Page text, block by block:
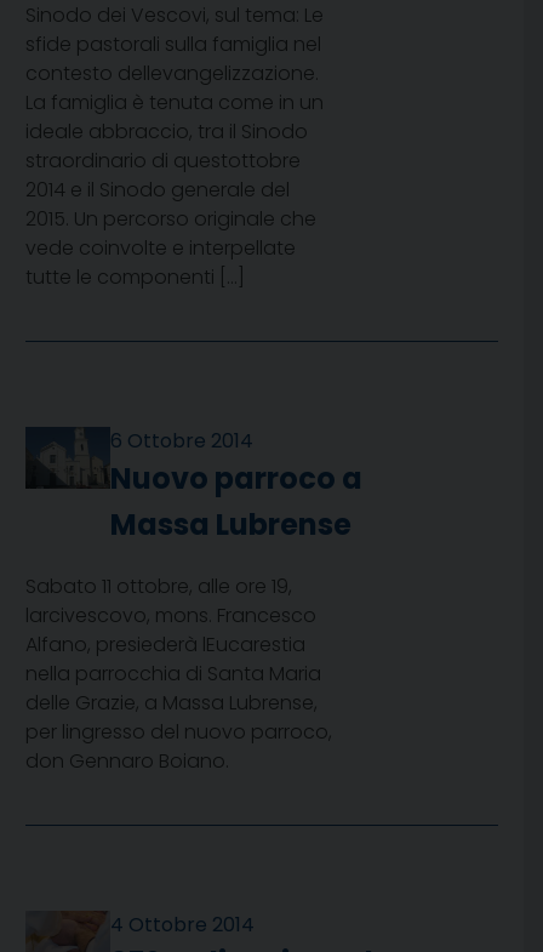
Sinodo dei Vescovi, sul tema: Le
sfide pastorali sulla famiglia nel
contesto dellevangelizzazione.
La famiglia è tenuta come in un
ideale abbraccio, tra il Sinodo
straordinario di questottobre
2014 e il Sinodo generale del
2015. Un percorso originale che
vede coinvolte e interpellate
tutte le componenti […]
6 Ottobre 2014
Nuovo parroco a
Massa Lubrense
Sabato 11 ottobre, alle ore 19,
larcivescovo, mons. Francesco
Alfano, presiederà lEucarestia
nella parrocchia di Santa Maria
delle Grazie, a Massa Lubrense,
per lingresso del nuovo parroco,
don Gennaro Boiano.
4 Ottobre 2014